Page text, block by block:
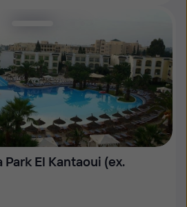
Park El Kantaoui (ex.